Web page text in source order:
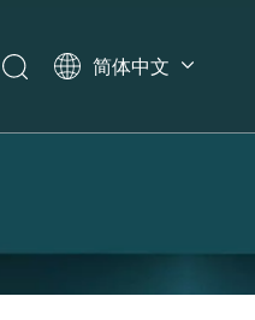
简体中文
العربية